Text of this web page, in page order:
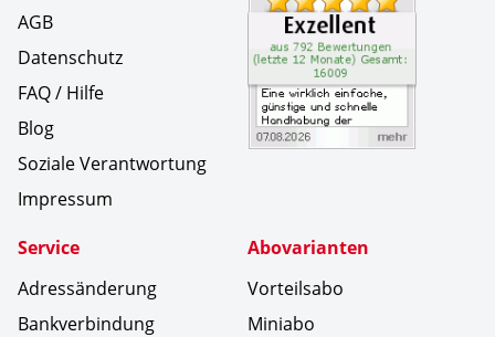
AGB
Datenschutz
FAQ / Hilfe
Blog
Soziale Verantwortung
Impressum
Service
Adressänderung
Bankverbindung
Abovarianten
Vorteilsabo
Miniabo